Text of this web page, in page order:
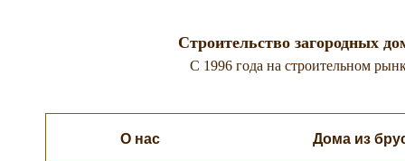
Строительство загородных
C 1996 года на строительном
О нас Дома из